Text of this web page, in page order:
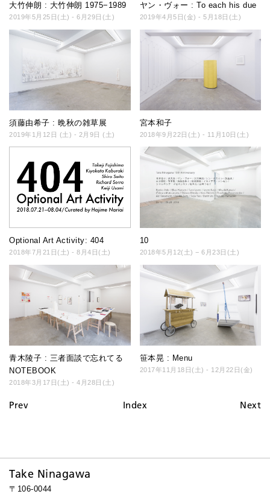
大竹伸朗 : 大竹伸朗 1975−1989
2019年5月25日(土) - 6月29日(土)
ヤン・ヴォー : To each his due
2019年4月5日(金) - 5月18日(土)
須藤由希子 : 晩秋の雑草展
2019年1月12日 (土) - 2月9日 (土)
宮本和子
2018年9月22日(土) - 11月10日(土)
Optional Art Activity: 404
2018年7月21日(土) - 8月4日(土)
10
2018年5月12(土) − 6月23日(土)
青木陵子 : 三者面談で忘れてる
NOTEBOOK
2018年3月17日(土) - 4月28日(土)
笹本晃 : Menu
2017年11月18日(土) - 12月22日(金)
Prev Next
Index
Take Ninagawa
〒106-0044